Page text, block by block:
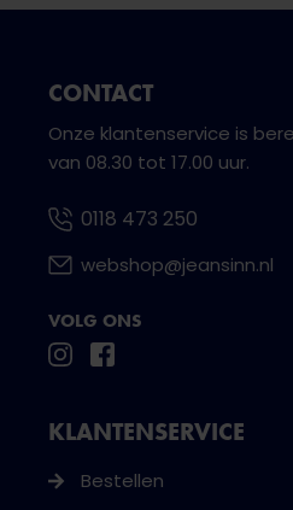
CONTACT
Onze klantenservice is
van 08.30 tot 17.00 uur.
0118 473 250
webshop@jeansinn.nl
VOLG ONS
KLANTENSERVICE
Bestellen